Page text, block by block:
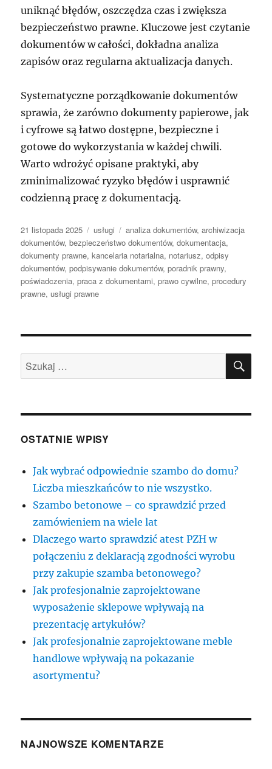
uniknąć błędów, oszczędza czas i zwiększa
bezpieczeństwo prawne. Kluczowe jest czytanie
dokumentów w całości, dokładna analiza
zapisów oraz regularna aktualizacja danych.
Systematyczne porządkowanie dokumentów
sprawia, że zarówno dokumenty papierowe, jak
i cyfrowe są łatwo dostępne, bezpieczne i
gotowe do wykorzystania w każdej chwili.
Warto wdrożyć opisane praktyki, aby
zminimalizować ryzyko błędów i usprawnić
codzienną pracę z dokumentacją.
Data
publikacji
21 listopada 2025 Kategorie
usługi Tagi
analiza dokumentów,archiwizacja
dokumentów,bezpieczeństwo dokumentów,dokumentacja,
dokumenty prawne,kancelaria notarialna, notariusz,odpisy
dokumentów,podpisywanie dokumentów,poradnik prawny,
poświadczenia,praca z dokumentami,prawo cywilne,procedury
prawne, usługi prawne
Szukaj:
OSTATNIE WPISY
Jak wybrać odpowiednie szambo do domu?
Liczba mieszkańców to nie wszystko.
Szambo betonowe – co sprawdzić przed
zamówieniem na wiele lat
Dlaczego warto sprawdzić atest PZH w
połączeniu z deklaracją zgodności wyrobu
przy zakupie szamba betonowego?
Jak profesjonalnie zaprojektowane
wyposażenie sklepowe wpływają na
prezentację artykułów?
Jak profesjonalnie zaprojektowane meble
handlowe wpływają na pokazanie
asortymentu?
NAJNOWSZE KOMENTARZE